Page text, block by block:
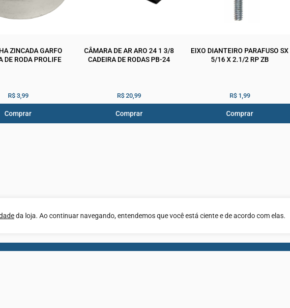
da loja. Ao continuar navegando, entendemos que você está ciente e de acordo com elas.
ZINCADA GARFO
DE RODA PROLIFE
R$ 3,99
Comprar
CÂMARA DE AR ARO 24 1 3/8
CADEIRA DE RODAS PB-24
R$ 20,99
Comprar
EIXO DIANTEIRO PARAFUSO SX
5/16 X 2.1/2 RP ZB
R$ 1,99
Comprar